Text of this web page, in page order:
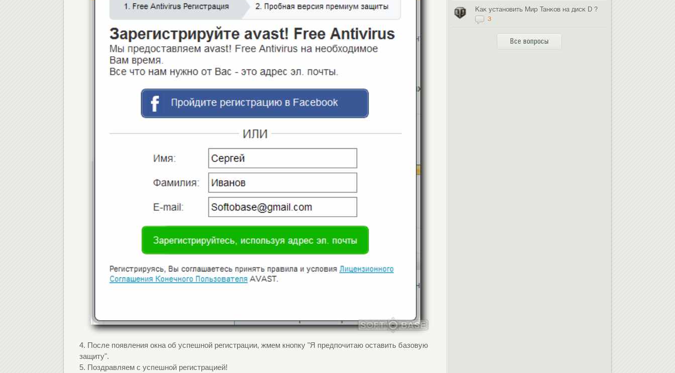
4. После появления окна об успешной регистрации, жмем кнопку "Я предпочитаю оставить базовую
защиту".
5. Поздравляем с успешной регистрацией!
Как установить Мир Танков на диск D ?
3
Все вопросы